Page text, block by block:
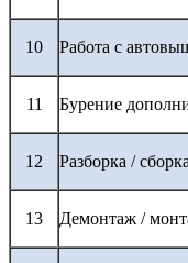
10 Работа с
11 Бурение
12 Разборка /
13 Демонтаж /